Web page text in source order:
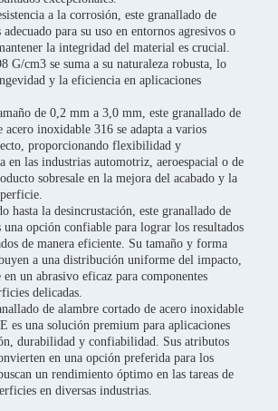
a la corrosión, este granallado de
para su uso en entornos agresivos o
la integridad del material es crucial.
G/cm3 se suma a su naturaleza robusta, lo
y la eficiencia en aplicaciones
de 0,2 mm a 3,0 mm, este granallado de
acero inoxidable 316 se adapta a varios
proporcionando flexibilidad y
en las industrias automotriz, aeroespacial o de
sobresale en la mejora del acabado y la
hasta la desincrustación, este granallado de
una opción confiable para lograr los resultados
de manera eficiente. Su tamaño y forma
a una distribución uniforme del impacto,
un abrasivo eficaz para componentes
delicadas.
de alambre cortado de acero inoxidable
es una solución premium para aplicaciones
durabilidad y confiabilidad. Sus atributos
en una opción preferida para los
un rendimiento óptimo en las tareas de
en diversas industrias.